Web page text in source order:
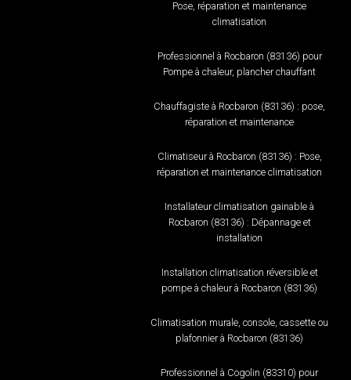
Pose, réparation et maintenance
climatisation
Professionnel à Rocbaron (83136) pour
Pompe à chaleur, plancher chauffant
Chauffagiste à Rocbaron (83136) : pose,
réparation et maintenance
Climatiseur à Rocbaron (83136) : Pose,
réparation et maintenance climatisation
Installateur climatisation gainable à
Rocbaron (83136) : Dépannage et
installation
Installation climatisation réversible et
pompe à chaleur à Rocbaron (83136)
Climatisation murale, console, cassette ou
plafonnier à Rocbaron (83136)
Professionnel à Cogolin (83310) pour